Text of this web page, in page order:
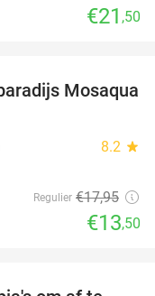
€21 ,50
25%
Mosaqua
8.2 star
Regulier €17,95
€13,50